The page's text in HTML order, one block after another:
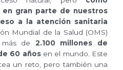
gran parte de nuestros
a la atención sanitaria
Mundial de la Salud (OMS)
más de 2.100 millones de
60 añosen el mundo. Este
un reto, pero también una